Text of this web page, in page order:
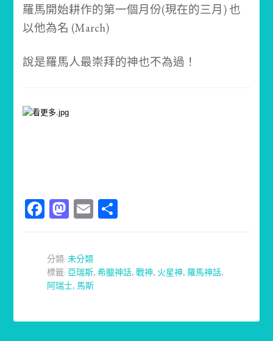
羅馬開始耕作的第一個月份(現在的三月) 也
以他為名 (March)
說是羅馬人最崇拜的神也不為過！
Facebook
Mastodon
Email
分類:未分類
標籤: 亞瑞斯,希臘神話,戰神, 火星神, 羅馬神話,
阿瑞士, 馬斯